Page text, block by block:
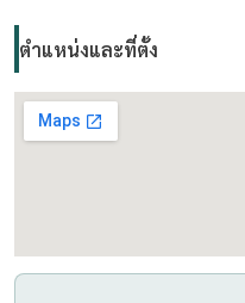
ตำแหน่งและที่ตั้ง